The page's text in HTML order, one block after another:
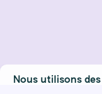
Nous utilisons